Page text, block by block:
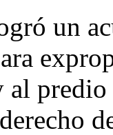
un
al